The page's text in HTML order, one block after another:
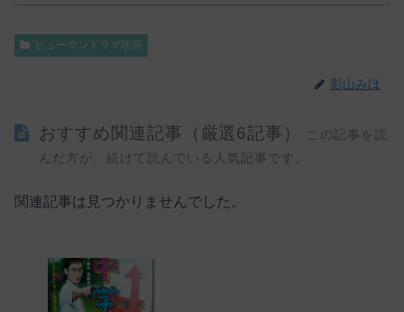
ヒューマンドラマ映画
影山みほ
おすすめ関連記事（厳選6記事）
この記事を読
んだ方が、続けて読んでいる人気記事です。
関連記事は見つかりませんでした。